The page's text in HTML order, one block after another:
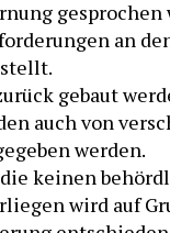
gesprochen
an
gebaut
auch von
werden.
die keinen
wird auf